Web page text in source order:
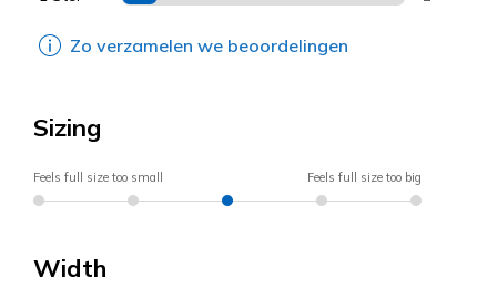
Zo verzamelen we beoordelingen
Sizing
Feels full size too small Feels full size too big
Width